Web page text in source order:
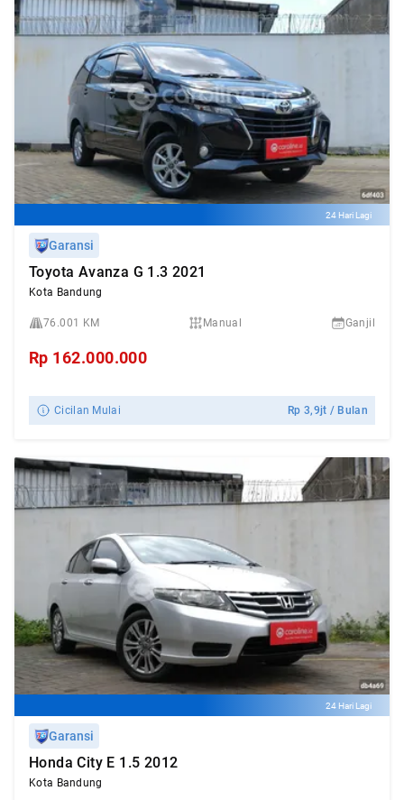
24 Hari Lagi
Garansi
Toyota Avanza G 1.3 2021
Kota Bandung
76.001 KM Manual Ganjil
Rp 162.000.000
Cicilan Mulai Rp3,9jt / Bulan
24 Hari Lagi
Garansi
Honda City E 1.5 2012
Kota Bandung